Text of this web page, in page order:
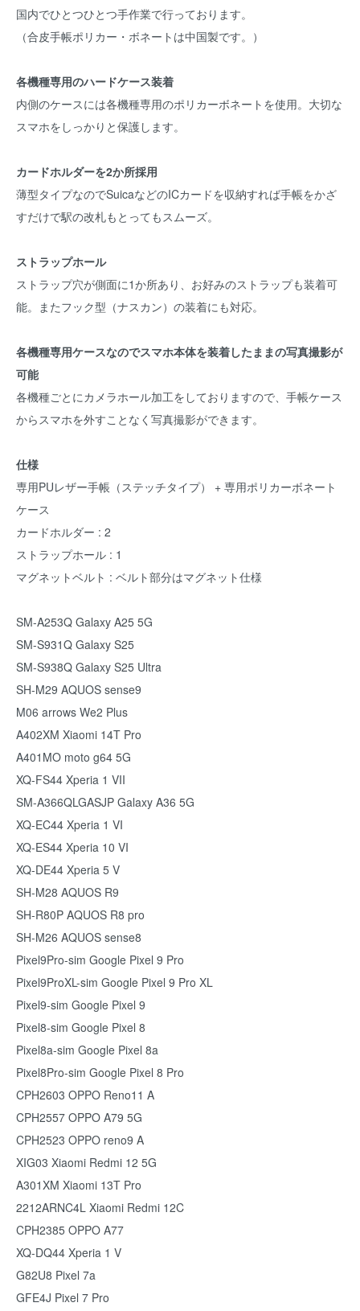
国内でひとつひとつ手作業で行っております。
（合皮手帳ポリカー・ボネートは中国製です。）
各機種専用のハードケース装着
内側のケースには各機種専用のポリカーボネートを使用。大切な
スマホをしっかりと保護します。
カードホルダーを2か所採用
薄型タイプなのでSuicaなどのICカードを収納すれば手帳をかざ
すだけで駅の改札もとってもスムーズ。
ストラップホール
ストラップ穴が側面に1か所あり、お好みのストラップも装着可
能。またフック型（ナスカン）の装着にも対応。
各機種専用ケースなのでスマホ本体を装着したままの写真撮影が
可能
各機種ごとにカメラホール加工をしておりますので、手帳ケース
からスマホを外すことなく写真撮影ができます。
仕様
専用PUレザー手帳（ステッチタイプ） + 専用ポリカーボネート
ケース
カードホルダー : 2
ストラップホール : 1
マグネットベルト : ベルト部分はマグネット仕様
SM-A253Q Galaxy A25 5G
SM-S931Q Galaxy S25
SM-S938Q Galaxy S25 Ultra
SH-M29 AQUOS sense9
M06 arrows We2 Plus
A402XM Xiaomi 14T Pro
A401MO moto g64 5G
XQ-FS44 Xperia 1 VII
SM-A366QLGASJP Galaxy A36 5G
XQ-EC44 Xperia 1 VI
XQ-ES44 Xperia 10 VI
XQ-DE44 Xperia 5 V
SH-M28 AQUOS R9
SH-R80P AQUOS R8 pro
SH-M26 AQUOS sense8
Pixel9Pro-sim Google Pixel 9 Pro
Pixel9ProXL-sim Google Pixel 9 Pro XL
Pixel9-sim Google Pixel 9
Pixel8-sim Google Pixel 8
Pixel8a-sim Google Pixel 8a
Pixel8Pro-sim Google Pixel 8 Pro
CPH2603 OPPO Reno11 A
CPH2557 OPPO A79 5G
CPH2523 OPPO reno9 A
XIG03 Xiaomi Redmi 12 5G
A301XM Xiaomi 13T Pro
2212ARNC4L Xiaomi Redmi 12C
CPH2385 OPPO A77
XQ-DQ44 Xperia 1 V
G82U8 Pixel 7a
GFE4J Pixel 7 Pro